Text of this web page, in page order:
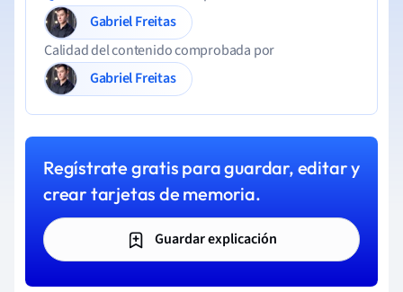
Gabriel Freitas
Calidad del contenido comprobada por
Gabriel Freitas
Regístrate gratis para guardar, editar y
crear tarjetas de memoria.
Guardar explicación